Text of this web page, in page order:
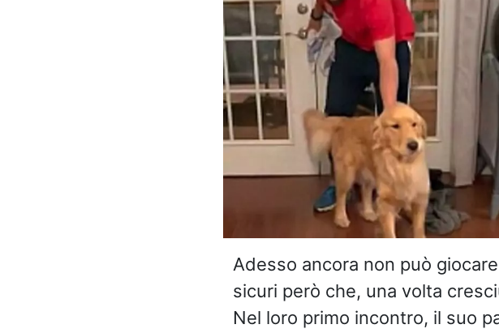
Adesso ancora non può
sicuri però che, una volta
Nel loro primo incontro, il suo